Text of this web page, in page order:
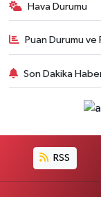
Hava Durumu
Puan Durumu ve
Son Dakika
RSS